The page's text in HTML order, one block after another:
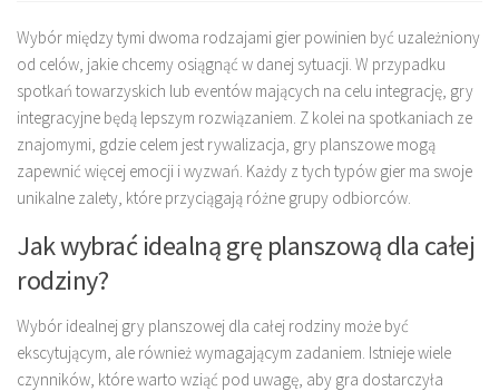
Wybór między tymi dwoma rodzajami gier powinien być uzależniony
od celów, jakie chcemy osiągnąć w danej sytuacji. W przypadku
spotkań towarzyskich lub eventów mających na celu integrację, gry
integracyjne będą lepszym rozwiązaniem. Z kolei na spotkaniach ze
znajomymi, gdzie celem jest rywalizacja, gry planszowe mogą
zapewnić więcej emocji i wyzwań. Każdy z tych typów gier ma swoje
unikalne zalety, które przyciągają różne grupy odbiorców.
Jak wybrać idealną grę planszową dla całej
rodziny?
Wybór idealnej gry planszowej dla całej rodziny może być
ekscytującym, ale również wymagającym zadaniem. Istnieje wiele
czynników, które warto wziąć pod uwagę, aby gra dostarczyła